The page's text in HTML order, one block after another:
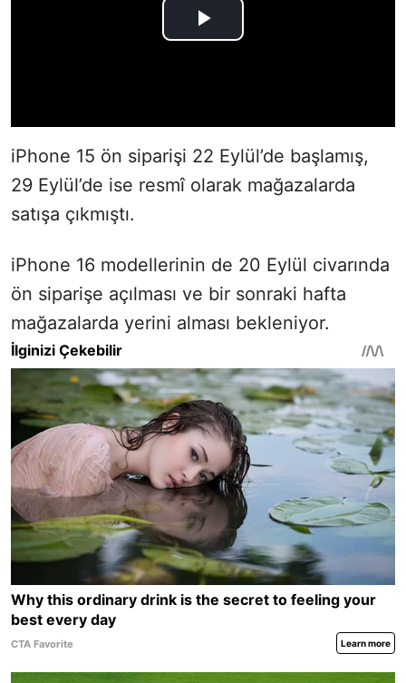
iPhone 15 ön siparişi 22 Eylül’de başlamış,
29 Eylül’de ise resmî olarak mağazalarda
satışa çıkmıştı.
iPhone 16 modellerinin de 20 Eylül civarında
ön siparişe açılması ve bir sonraki hafta
mağazalarda yerini alması bekleniyor.